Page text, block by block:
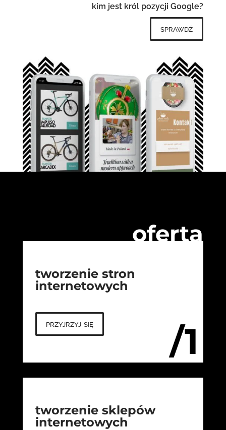
kim jest król pozycji Google?
sprawdź
oferta
/1
tworzenie stron
internetowych
przyjrzyj się
tworzenie sklepów
internetowych